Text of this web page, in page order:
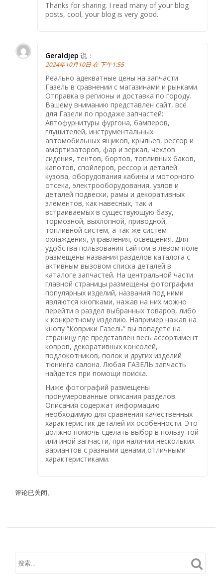
Thanks for sharing. I read many of your blog
posts, cool, your blog is very good.
Geraldjep 说：
2024年10月10日 在 下午1:55
Реально адекватные цены на запчасти
Газель в сравнении с магазинами и рынками.
Отправка в регионы и доставка по городу.
Вашему вниманию представлен сайт, всё
для Газели по продаже запчастей:
Автофурнитуры фургона, бамперов,
глушителей, инструментальных
автомобильных ящиков, крыльев, рессор и
амортизаторов, фар и зеркал, чехлов
сидения, тентов, бортов, топливных баков,
капотов, спойлеров, рессор и деталей
кузова, оборудования кабины и моторного
отсека, электрооборудования, узлов и
деталей подвески, рамы и декоративных
элементов, как навесных, так и
встраиваемых в существующую базу,
тормозной, выхлопной, приводной,
топливной систем, а так же систем
охлаждения, управления, освещения. Для
удобства пользования сайтом в левом поле
размещены названия разделов каталога с
активным вызовом списка деталей в
каталоге запчастей. На центральной части
главной страницы размещены фотографии
популярных изделий, названия под ними
являются кнопками, нажав на них можно
перейти в раздел выбранных товаров, либо
к конкретному изделию. Например нажав на
кнопу “Коврики Газель” вы попадете на
страницу где представлен весь ассортимент
ковров, декоративных консолей,
подлокотников, полок и других изделий
тюнинга салона. Любая ГАЗЕЛЬ запчасть
найдется при помощи поиска.
Ниже фотографий размещены
пронумерованные описания разделов.
Описания содержат информацию
необходимую для сравнения качественных
характеристик деталей их особенности. Это
должно помочь сделать выбор в пользу той
или иной запчасти, при наличии нескольких
вариантов с разными ценами,отличными
характеристиками.
评论已关闭。